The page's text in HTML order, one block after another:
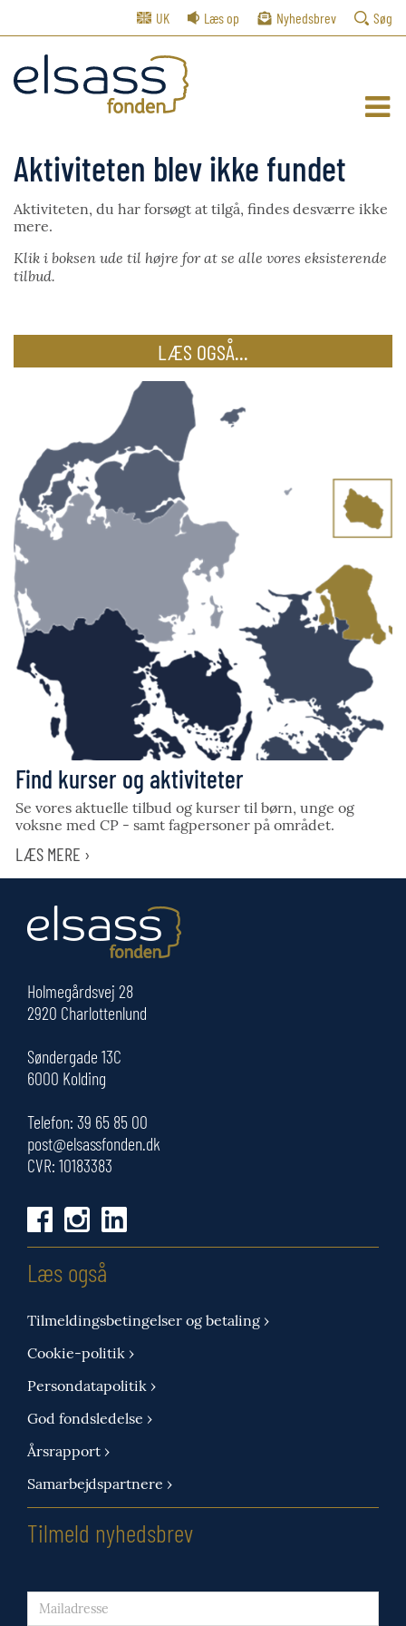
UK Læs op Nyhedsbrev Søg
Aktiviteten blev ikke fundet
Aktiviteten, du har forsøgt at tilgå, findes desværre ikke
mere.
Klik i boksen ude til højre for at se alle vores eksisterende
tilbud.
LÆS OGSÅ...
Find kurser og aktiviteter
Se vores aktuelle tilbud og kurser til børn, unge og
voksne med CP - samt fagpersoner på området.
LÆS MERE ›
Holmegårdsvej 28
2920 Charlottenlund
Søndergade 13C
6000 Kolding
Telefon: 39 65 85 00
post@elsassfonden.dk
CVR: 10183383
Læs også
Tilmeldingsbetingelser og betaling ›
Cookie-politik ›
Persondatapolitik ›
God fondsledelse ›
Årsrapport ›
Samarbejdspartnere ›
Tilmeld nyhedsbrev